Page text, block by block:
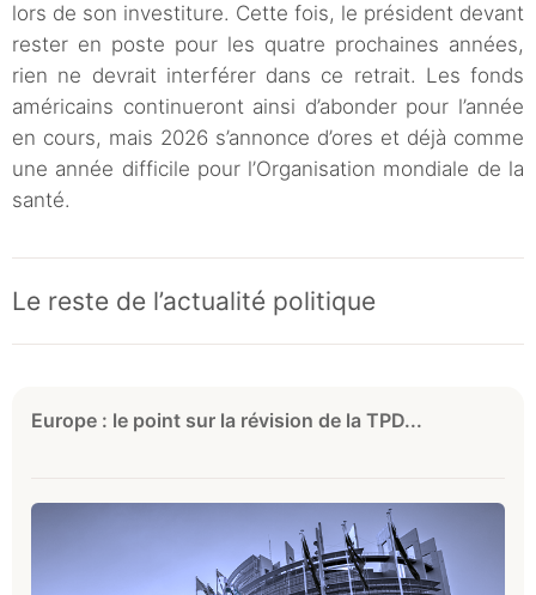
lors de son investiture. Cette fois, le président devant
rester en poste pour les quatre prochaines années,
rien ne devrait interférer dans ce retrait. Les fonds
américains continueront ainsi d’abonder pour l’année
en cours, mais 2026 s’annonce d’ores et déjà comme
une année difficile pour l’Organisation mondiale de la
santé.
Le reste de l’actualité politique
Europe : le point sur la révision de la TPD...